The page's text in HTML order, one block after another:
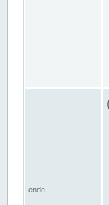
ende